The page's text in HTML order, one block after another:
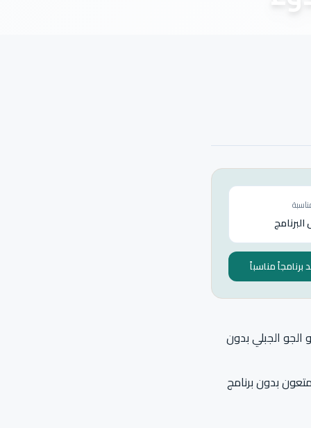
مناسباً
الجبلي بدون
بدون برنامج